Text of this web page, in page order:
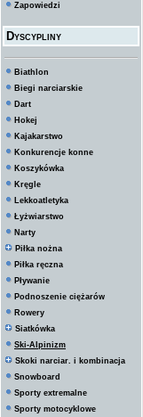
Zapowiedzi
Dyscypliny
Biathlon
Biegi narciarskie
Dart
Hokej
Kajakarstwo
Konkurencje konne
Koszykówka
Kręgle
Lekkoatletyka
Łyżwiarstwo
Narty
Piłka nożna
Piłka ręczna
Pływanie
Podnoszenie ciężarów
Rowery
Siatkówka
Ski-Alpinizm
Skoki narciar. i kombinacja
Snowboard
Sporty extremalne
Sporty motocyklowe